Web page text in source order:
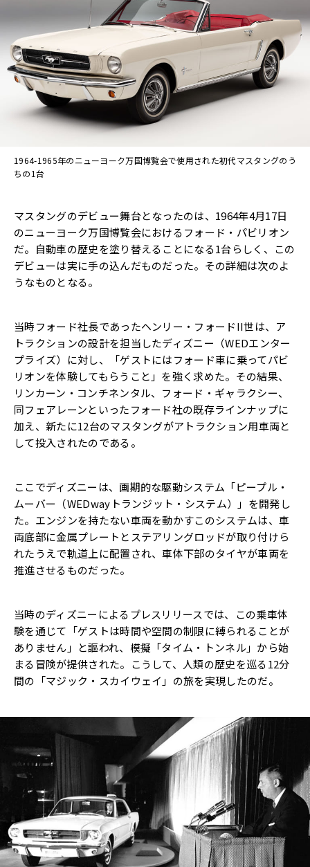
1964-1965年のニューヨーク万国博覧会で使用された初代マスタングのう
ちの1台
マスタングのデビュー舞台となったのは、1964年4月17日
のニューヨーク万国博覧会におけるフォード・パビリオン
だ。自動車の歴史を塗り替えることになる1台らしく、この
デビューは実に手の込んだものだった。その詳細は次のよ
うなものとなる。
当時フォード社長であったヘンリー・フォードII世は、ア
トラクションの設計を担当したディズニー（WEDエンター
プライズ）に対し、「ゲストにはフォード車に乗ってパビ
リオンを体験してもらうこと」を強く求めた。その結果、
リンカーン・コンチネンタル、フォード・ギャラクシー、
同フェアレーンといったフォード社の既存ラインナップに
加え、新たに12台のマスタングがアトラクション用車両と
して投入されたのである。
ここでディズニーは、画期的な駆動システム「ピープル・
ムーバー（WEDwayトランジット・システム）」を開発し
た。エンジンを持たない車両を動かすこのシステムは、車
両底部に金属プレートとステアリングロッドが取り付けら
れたうえで軌道上に配置され、車体下部のタイヤが車両を
推進させるものだった。
当時のディズニーによるプレスリリースでは、この乗車体
験を通じて「ゲストは時間や空間の制限に縛られることが
ありません」と謳われ、模擬「タイム・トンネル」から始
まる冒険が提供された。こうして、人類の歴史を巡る12分
間の「マジック・スカイウェイ」の旅を実現したのだ。